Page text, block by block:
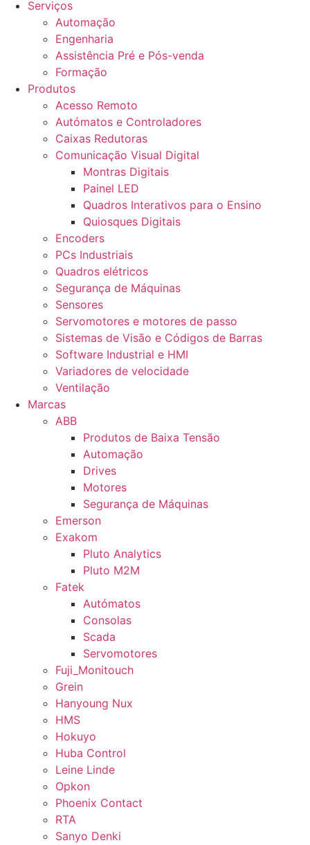
Serviços
Automação
Engenharia
Assistência Pré e Pós-venda
Formação
Produtos
Acesso Remoto
Autómatos e Controladores
Caixas Redutoras
Comunicação Visual Digital
Montras Digitais
Painel LED
Quadros Interativos para o Ensino
Quiosques Digitais
Encoders
PCs Industriais
Quadros elétricos
Segurança de Máquinas
Sensores
Servomotores e motores de passo
Sistemas de Visão e Códigos de Barras
Software Industrial e HMI
Variadores de velocidade
Ventilação
Marcas
ABB
Produtos de Baixa Tensão
Automação
Drives
Motores
Segurança de Máquinas
Emerson
Exakom
Pluto Analytics
Pluto M2M
Fatek
Autómatos
Consolas
Scada
Servomotores
Fuji_Monitouch
Grein
Hanyoung Nux
HMS
Hokuyo
Huba Control
Leine Linde
Opkon
Phoenix Contact
RTA
Sanyo Denki